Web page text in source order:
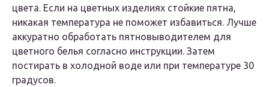
цвета. Если на цветных изделиях стойкие пятна,
никакая температура не поможет избавиться. Лучше
аккуратно обработать пятновыводителем для
цветного белья согласно инструкции. Затем
постирать в холодной воде или при температуре 30
градусов.